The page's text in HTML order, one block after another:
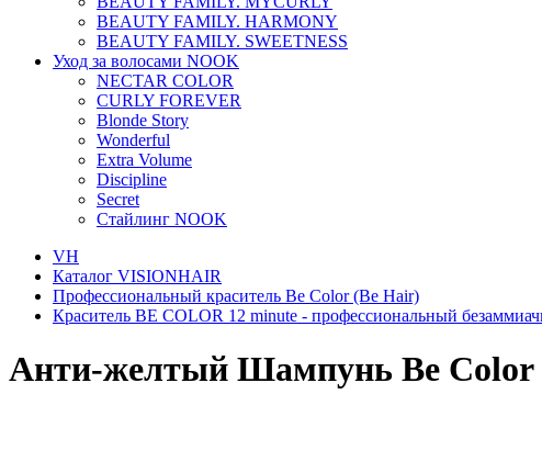
BEAUTY FAMILY. HARMONY
BEAUTY FAMILY. SWEETNESS
Уход за волосами NOOK
NECTAR COLOR
CURLY FOREVER
Blonde Story
Wonderful
Extra Volume
Discipline
Secret
Стайлинг NOOK
VH
Каталог VISIONHAIR
Профессиональный краситель Be Color (Be Hair)
Краситель BE COLOR 12 minute - профессиональный
Анти-желтый Шампунь Be Color